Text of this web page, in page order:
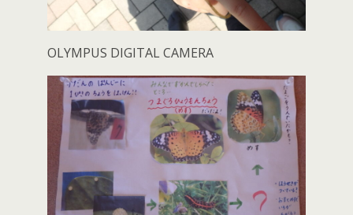
OLYMPUS DIGITAL CAMERA